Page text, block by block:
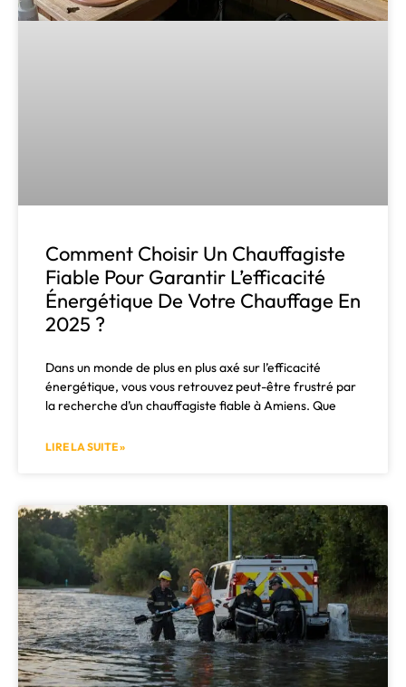
Comment Choisir Un Chauffagiste
Fiable Pour Garantir L’efficacité
Énergétique De Votre Chauffage En
2025 ?
Dans un monde de plus en plus axé sur l’efficacité
énergétique, vous vous retrouvez peut-être frustré par
la recherche d’un chauffagiste fiable à Amiens. Que
LIRE LA SUITE »